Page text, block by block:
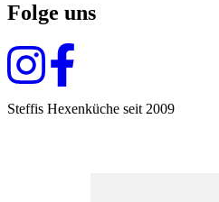
Folge uns
Steffis Hexenküche seit 2009